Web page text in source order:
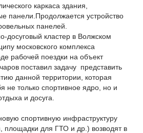
каркаса здания,
панели.Продолжается устройство
панелей.
досуговый кластер в Волжском
московского комплекса
рабочей поездки на объект
поставил задачу представить
данной территории, которая
не только спортивное ядро, но и
и досуга.
спортивную инфраструктуру
для ГТО и др.) возводят в